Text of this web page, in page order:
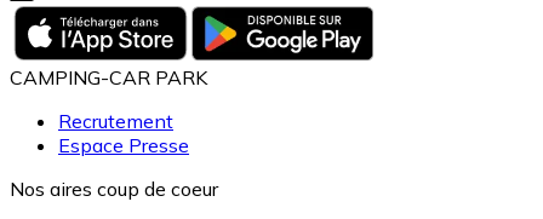
CAMPING-CAR PARK
Recrutement
Espace Presse
Nos aires coup de coeur